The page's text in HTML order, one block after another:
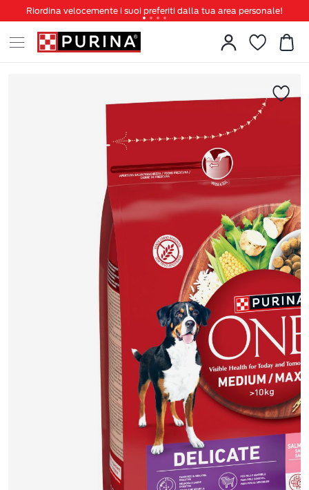
Riordina velocemente i suoi preferiti dalla tua area personale!
Tanti sconti e novità ti aspettano, non perderteli!
Spedizione gratuita a partire da 49 €